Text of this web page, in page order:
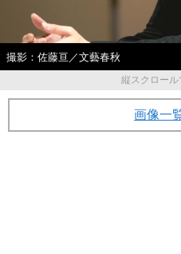
撮影：佐藤亘／文藝春秋
縦スクロー
画像一